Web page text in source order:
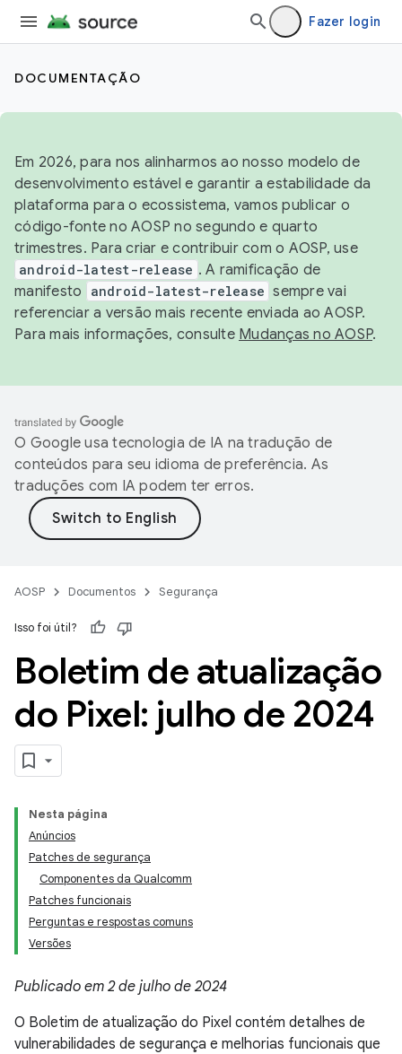
Fazer login
DOCUMENTAÇÃO
Em 2026, para nos alinharmos ao nosso modelo de
desenvolvimento estável e garantir a estabilidade da
plataforma para o ecossistema, vamos publicar o
código-fonte no AOSP no segundo e quarto
trimestres. Para criar e contribuir com o AOSP, use
android-latest-release . A ramificação de
manifesto
android-latest-release sempre vai
referenciar a versão mais recente enviada ao AOSP.
Para mais informações, consulte Mudanças no AOSP.
O Google usa tecnologia de IA na tradução de
conteúdos para seu idioma de preferência. As
traduções com IA podem ter erros.
AOSP Documentos Segurança
Isso foi útil?
Boletim de atualização
do Pixel: julho de 2024
Nesta página
Anúncios
Patches de segurança
Componentes da Qualcomm
Patches funcionais
Perguntas e respostas comuns
Versões
Publicado em 2 de julho de 2024
O Boletim de atualização do Pixel contém detalhes de
vulnerabilidades de segurança e melhorias funcionais que